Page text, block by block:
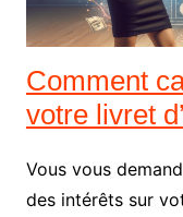
Comment
votre livret
Vous vous
des intérêts sur